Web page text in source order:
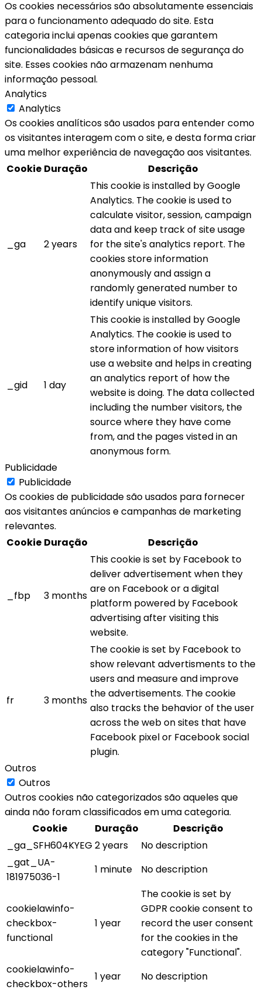
Os cookies necessários são absolutamente essenciais
para o funcionamento adequado do site. Esta
categoria inclui apenas cookies que garantem
funcionalidades básicas e recursos de segurança do
site. Esses cookies não armazenam nenhuma
informação pessoal.
Analytics
Analytics
Os cookies analíticos são usados para entender como
os visitantes interagem com o site, e desta forma criar
uma melhor experiência de navegação aos visitantes.
Cookie Duração Descrição
_ga 2 years
This cookie is installed by Google
Analytics. The cookie is used to
calculate visitor, session, campaign
data and keep track of site usage
for the site's analytics report. The
cookies store information
anonymously and assign a
randomly generated number to
identify unique visitors.
_gid 1 day
This cookie is installed by Google
Analytics. The cookie is used to
store information of how visitors
use a website and helps in creating
an analytics report of how the
website is doing. The data collected
including the number visitors, the
source where they have come
from, and the pages visted in an
anonymous form.
Publicidade
Publicidade
Os cookies de publicidade são usados para fornecer
aos visitantes anúncios e campanhas de marketing
relevantes.
Cookie Duração Descrição
_fbp 3 months
This cookie is set by Facebook to
deliver advertisement when they
are on Facebook or a digital
platform powered by Facebook
advertising after visiting this
website.
fr 3 months
The cookie is set by Facebook to
show relevant advertisments to the
users and measure and improve
the advertisements. The cookie
also tracks the behavior of the user
across the web on sites that have
Facebook pixel or Facebook social
plugin.
Outros
Outros
Outros cookies não categorizados são aqueles que
ainda não foram classificados em uma categoria.
Cookie
Duração
Descrição
_ga_SFH604KYEG 2 years
No description
_gat_UA-
181975036-1
1 minute No description
cookielawinfo-
checkbox-
functional
1 year
The cookie is set by
GDPR cookie consent to
record the user consent
for the cookies in the
category "Functional".
cookielawinfo-
checkbox-others
1 year
No description